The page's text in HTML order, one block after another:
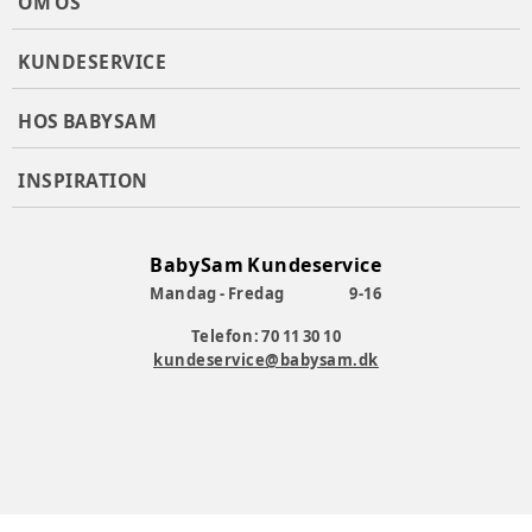
KUNDESERVICE
HOS BABYSAM
INSPIRATION
BabySam Kundeservice
Mandag - Fredag
9-16
Telefon: 70 11 30 10
kundeservice@babysam.dk